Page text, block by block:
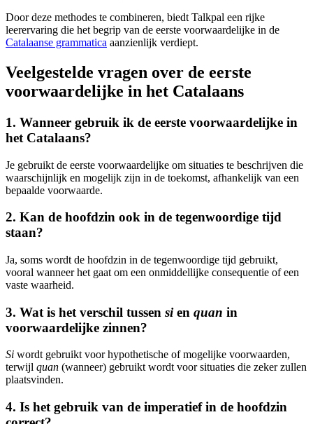
Door deze methodes te combineren, biedt Talkpal een rijke
leerervaring die het begrip van de eerste voorwaardelijke in de
Catalaanse grammatica aanzienlijk verdiept.
Veelgestelde vragen over de eerste
voorwaardelijke in het Catalaans
1. Wanneer gebruik ik de eerste voorwaardelijke in
het Catalaans?
Je gebruikt de eerste voorwaardelijke om situaties te beschrijven die
waarschijnlijk en mogelijk zijn in de toekomst, afhankelijk van een
bepaalde voorwaarde.
2. Kan de hoofdzin ook in de tegenwoordige tijd
staan?
Ja, soms wordt de hoofdzin in de tegenwoordige tijd gebruikt,
vooral wanneer het gaat om een onmiddellijke consequentie of een
vaste waarheid.
3. Wat is het verschil tussen sien quan in
voorwaardelijke zinnen?
Si wordt gebruikt voor hypothetische of mogelijke voorwaarden,
terwijl quan (wanneer) gebruikt wordt voor situaties die zeker zullen
plaatsvinden.
4. Is het gebruik van de imperatief in de hoofdzin